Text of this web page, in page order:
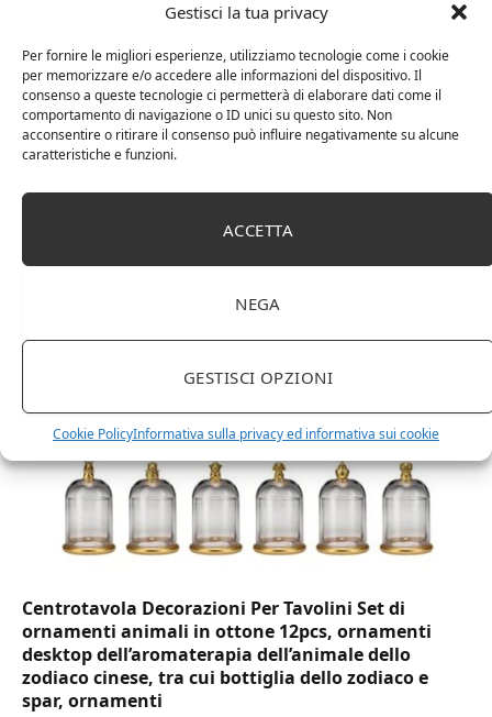
Gestisci la tua privacy
Per fornire le migliori esperienze, utilizziamo tecnologie come i cookie
per memorizzare e/o accedere alle informazioni del dispositivo. Il
consenso a queste tecnologie ci permetterà di elaborare dati come il
comportamento di navigazione o ID unici su questo sito. Non
acconsentire o ritirare il consenso può influire negativamente su alcune
caratteristiche e funzioni.
ACCETTA
NEGA
GESTISCI OPZIONI
Cookie PolicyInformativa sulla privacy ed informativa sui cookie
DOT Horeca Solutions 1000 Bicchieri PET
Centrotavola Decorazioni Per Tavolini Set di
ornamenti animali in ottone 12pcs, ornamenti
desktop dell’aromaterapia dell’animale dello
zodiaco cinese, tra cui bottiglia dello zodiaco e
spar, ornamenti